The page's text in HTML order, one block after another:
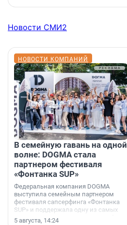
Новости СМИ2
НОВОСТИ КОМПАНИЙ
В семейную гавань на одной
волне: DOGMA стала
партнером фестиваля
«Фонтанка SUP»
Федеральная компания DOGMA
выступила семейным партнером
фестиваля сапсерфинга «Фонтанка
SUP» и поддержала одну из самых
ярких и романтичных номинаций —
5 августа, 14:24